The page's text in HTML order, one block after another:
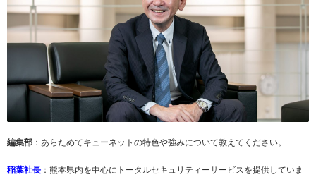
編集部 ：あらためてキューネットの特色や強みについて教えてください。
稲葉社長 ：熊本県内を中心にトータルセキュリティーサービスを提供していま